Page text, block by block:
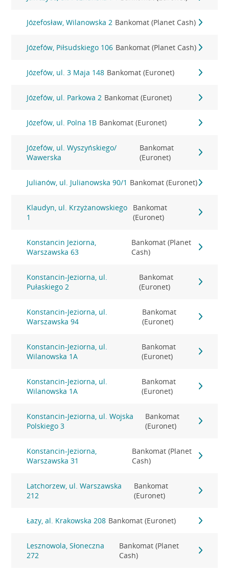
Józefosław, Wilanowska 2 Bankomat (Planet Cash)
Józefów, Piłsudskiego 106 Bankomat (Planet Cash)
Józefów, ul. 3 Maja 148 Bankomat (Euronet)
Józefów, ul. Parkowa 2 Bankomat (Euronet)
Józefów, ul. Polna 1B Bankomat (Euronet)
Józefów, ul. Wyszyńskiego/
Wawerska
Bankomat
(Euronet)
Julianów, ul. Julianowska 90/1 Bankomat (Euronet)
Klaudyn, ul. Krzyżanowskiego
1
Bankomat
(Euronet)
Konstancin Jeziorna,
Warszawska 63
Bankomat (Planet
Cash)
Konstancin-Jeziorna, ul.
Pułaskiego 2
Bankomat
(Euronet)
Konstancin-Jeziorna, ul.
Warszawska 94
Bankomat
(Euronet)
Konstancin-Jeziorna, ul.
Wilanowska 1A
Bankomat
(Euronet)
Konstancin-Jeziorna, ul.
Wilanowska 1A
Bankomat
(Euronet)
Konstancin-Jeziorna, ul. Wojska
Polskiego 3
Bankomat
(Euronet)
Konstancin-Jeziorna,
Warszawska 31
Bankomat (Planet
Cash)
Latchorzew, ul. Warszawska
212
Bankomat
(Euronet)
Łazy, al. Krakowska 208 Bankomat (Euronet)
Lesznowola, Słoneczna
272
Bankomat (Planet
Cash)